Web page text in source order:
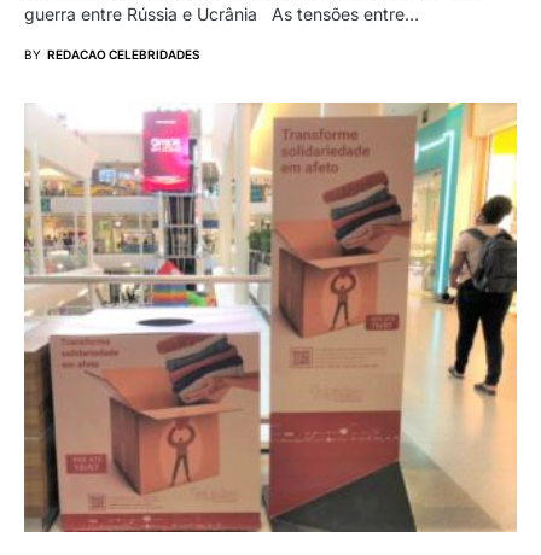
guerra entre Rússia e Ucrânia As tensões entre…
BY REDACAO CELEBRIDADES